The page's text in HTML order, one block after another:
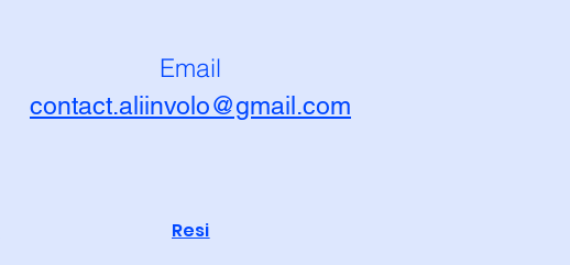
Email
contact.aliinvolo@gmail.com
Resi